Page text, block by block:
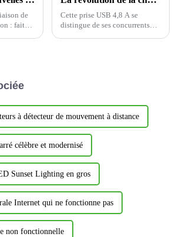
de
: faites
Cette prise USB 4,8 A se
distingue de ses concurrents
à détecteur de mouvement à distance
célèbre et modernisé
Sunset Lighting en gros
Internet qui ne fonctionne pas
non fonctionnelle